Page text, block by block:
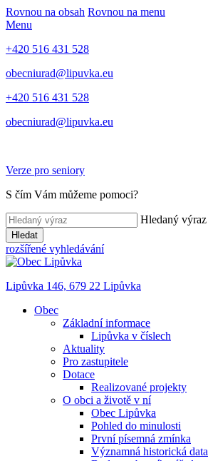
Rovnou na obsah Rovnou na menu
Menu
+420 516 431 528
obecniurad@lipuvka.eu
+420 516 431 528
obecniurad@lipuvka.eu
Verze pro seniory
S čím Vám můžeme pomoci?
Hledaný výraz
Hledat
rozšířené vyhledávání
Lipůvka 146, 679 22 Lipůvka
Obec
Základní informace
Lipůvka v číslech
Aktuality
Pro zastupitele
Dotace
Realizované projekty
O obci a životě v ní
Obec Lipůvka
Pohled do minulosti
První písemná zmínka
Významná historická data